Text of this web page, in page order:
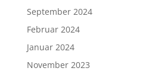
September 2024
Februar 2024
Januar 2024
November 2023